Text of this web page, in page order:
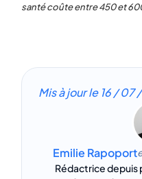
santé coûte entre 450 et
Mis à jour le 16 / 07
Emilie Rapoport
Rédactrice depuis